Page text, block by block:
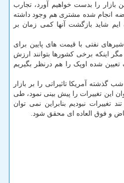
را بدست خواهیم آورد، تجارب
انجام شده مشتری هم وجود داشته
شاید بازگشت آنها کمی زمان بر
نفتی با قیمت های پایین برای
اینکه برخی کشورها بتوانند ارزش
شده اوپک را هم درنظر بگیریم
گذشته آمریکا تاثیراتی را بر بازار
این تغییرات را پیش بینی نمود، طی
نبودیم بنابراین نمی توان
و فوق العاده ای محقق شود.